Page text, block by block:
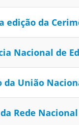
edição da
Nacional de
da União
Rede